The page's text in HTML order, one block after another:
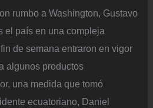
rumbo a Washington, Gustavo
el país en una compleja
de semana entraron en vigor
algunos productos
una medida que tomó
ecuatoriano, Daniel